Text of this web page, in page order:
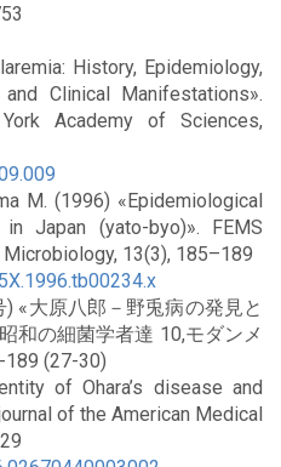
History, Epidemiology,
Clinical Manifestations».
Academy of Sciences,
M. (1996) «Epidemiological
Japan (yato-byo)». FEMS
13(3), 185–189
«大原八郎－野兎病の発見と
和の細菌学者達 10,モダンメ
189 (27-30)
of Ohara’s disease and
of the American Medical